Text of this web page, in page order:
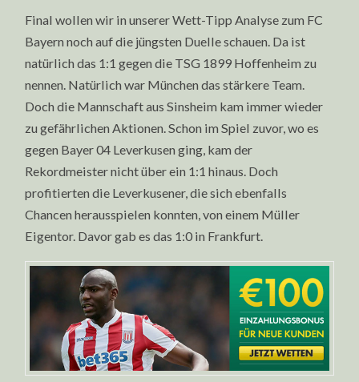
Final wollen wir in unserer Wett-Tipp Analyse zum FC
Bayern noch auf die jüngsten Duelle schauen. Da ist
natürlich das 1:1 gegen die TSG 1899 Hoffenheim zu
nennen. Natürlich war München das stärkere Team.
Doch die Mannschaft aus Sinsheim kam immer wieder
zu gefährlichen Aktionen. Schon im Spiel zuvor, wo es
gegen Bayer 04 Leverkusen ging, kam der
Rekordmeister nicht über ein 1:1 hinaus. Doch
profitierten die Leverkusener, die sich ebenfalls
Chancen herausspielen konnten, von einem Müller
Eigentor. Davor gab es das 1:0 in Frankfurt.